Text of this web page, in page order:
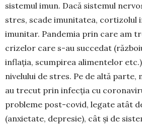
sistemul imun. Dacă sistemul
stres, scade imunitatea, cortizolul
imunitar. Pandemia prin care am
cri­zelor care s-au succedat
inflația, scumpirea alimentelor
nivelului de stres. Pe de altă
au trecut prin infecția cu
probleme post-covid, le­gate atât
(anxietate, depresie), cât și de